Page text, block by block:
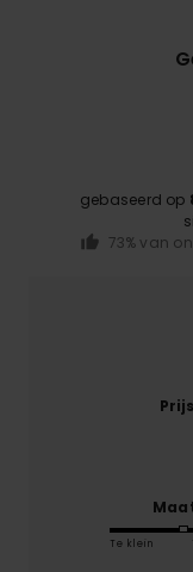
gebaseerd op
73% van
Te klein